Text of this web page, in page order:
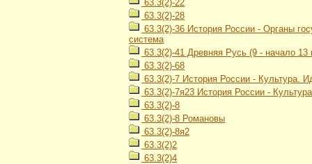
63.3(2)-22
63.3(2)-28
63.3(2)-36 История России - Органы
система
63.3(2)-41 Древняя Русь (9 - начало 13
63.3(2)-68
63.3(2)-7 История России - Культура.
63.3(2)-7я23 История России -
63.3(2)-8
63.3(2)-8 Романовы
63.3(2)-8я2
63.3(2)2
63.3(2)4